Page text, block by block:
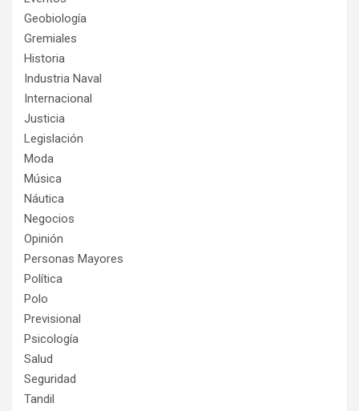
Geobiología
Gremiales
Historia
Industria Naval
Internacional
Justicia
Legislación
Moda
Música
Náutica
Negocios
Opinión
Personas Mayores
Política
Polo
Previsional
Psicología
Salud
Seguridad
Tandil